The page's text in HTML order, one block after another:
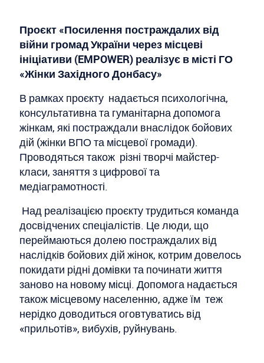
Проєкт «Посилення постраждалих від
війни громад України через місцеві
ініціативи (EMPOWER) реалізує в місті ГО
«Жінки Західного Донбасу»
В рамках проєкту надається психологічна,
консультативна та гуманітарна допомога
жінкам, які постраждали внаслідок бойових
дій (жінки ВПО та місцевої громади).
Проводяться також різні творчі майстер-
класи, заняття з цифрової та
медіаграмотності.
Над реалізацією проєкту трудиться команда
досвідчених спеціалістів. Це люди, що
переймаються долею постраждалих від
наслідків бойових дій жінок, котрим довелось
покидати рідні домівки та починати життя
заново на новому місці. Допомога надається
також місцевому населенню, адже їм теж
нерідко доводиться оговтуватись від
«прильотів», вибухів, руйнувань.